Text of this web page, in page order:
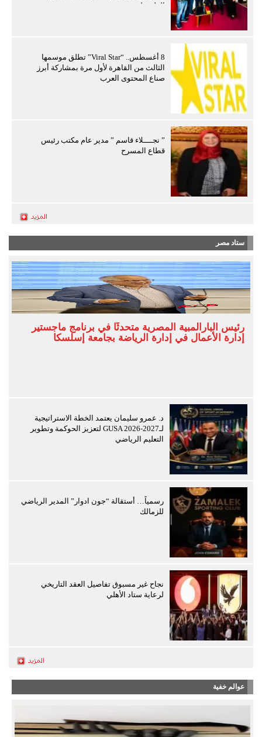
الفلسطينيين
8 أغسطس.. “Viral Star” تطلق موسمها
الثالث من القاهرة لأول مرة بمشاركة أبرز
صناع المحتوى العرب
” نجــــلاء قاسم ” مدير عام مكتب رئيس
قطاع المسرح
ستاد مصر
رئيس البارالمبية المصرية متحدثًا في برنامج ماجستير
إدارة الأعمال في إدارة الرياضة بجامعة إسلسكا
د. عمرو سليمان يعتمد الخطة الاستراتيجية
لـGUSA 2026-2027 لتعزيز الحوكمة وتطوير
التعليم الرياضي
رسمياً… أستقالة “جون ادوار” المدير الرياضي
للزمالك
نجاح غير مسبوق تفاصيل العقد التاريخي
لرعاية ستاد الأهلي
عوالم خفية